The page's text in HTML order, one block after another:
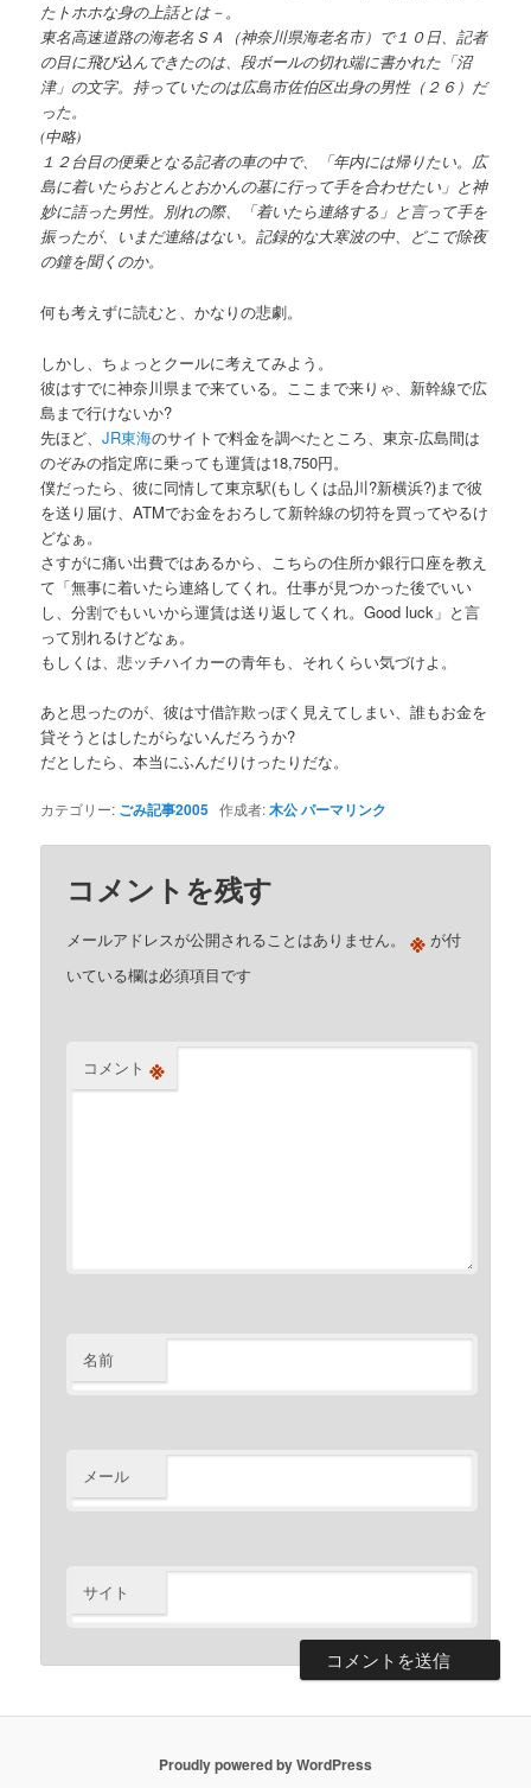
たトホホな身の上話とは－。
東名高速道路の海老名ＳＡ（神奈川県海老名市）で１０日、記者
の目に飛び込んできたのは、段ボールの切れ端に書かれた「沼
津」の文字。持っていたのは広島市佐伯区出身の男性（２６）だ
った。
(中略)
１２台目の便乗となる記者の車の中で、「年内には帰りたい。広
島に着いたらおとんとおかんの墓に行って手を合わせたい」と神
妙に語った男性。別れの際、「着いたら連絡する」と言って手を
振ったが、いまだ連絡はない。記録的な大寒波の中、どこで除夜
の鐘を聞くのか。
何も考えずに読むと、かなりの悲劇。
しかし、ちょっとクールに考えてみよう。
彼はすでに神奈川県まで来ている。ここまで来りゃ、新幹線で広
島まで行けないか?
先ほど、JR東海のサイトで料金を調べたところ、東京-広島間は
のぞみの指定席に乗っても運賃は18,750円。
僕だったら、彼に同情して東京駅(もしくは品川?新横浜?)まで彼
を送り届け、ATMでお金をおろして新幹線の切符を買ってやるけ
どなぁ。
さすがに痛い出費ではあるから、こちらの住所か銀行口座を教え
て「無事に着いたら連絡してくれ。仕事が見つかった後でいい
し、分割でもいいから運賃は送り返してくれ。Good luck」と言
って別れるけどなぁ。
もしくは、悲ッチハイカーの青年も、それくらい気づけよ。
あと思ったのが、彼は寸借詐欺っぽく見えてしまい、誰もお金を
貸そうとはしたがらないんだろうか?
だとしたら、本当にふんだりけったりだな。
カテゴリー: ごみ記事2005 作成者:木公パーマリンク
コメントを残す
メールアドレスが公開されることはありません。 ※ が付
いている欄は必須項目です
コメント ※
名前
メール
サイト
Proudly powered by WordPress